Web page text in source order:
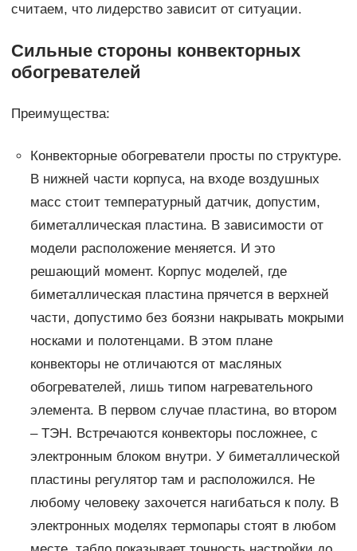
считаем, что лидерство зависит от ситуации.
Сильные стороны конвекторных
обогревателей
Преимущества:
Конвекторные обогреватели просты по структуре.
В нижней части корпуса, на входе воздушных
масс стоит температурный датчик, допустим,
биметаллическая пластина. В зависимости от
модели расположение меняется. И это
решающий момент. Корпус моделей, где
биметаллическая пластина прячется в верхней
части, допустимо без боязни накрывать мокрыми
носками и полотенцами. В этом плане
конвекторы не отличаются от масляных
обогревателей, лишь типом нагревательного
элемента. В первом случае пластина, во втором
– ТЭН. Встречаются конвекторы посложнее, с
электронным блоком внутри. У биметаллической
пластины регулятор там и расположился. Не
любому человеку захочется нагибаться к полу. В
электронных моделях термопары стоят в любом